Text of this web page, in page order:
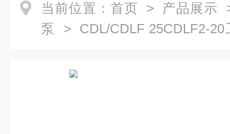
当前位置： 首页 > 产品展示
泵 > CDL/CDLF 25CDLF2-